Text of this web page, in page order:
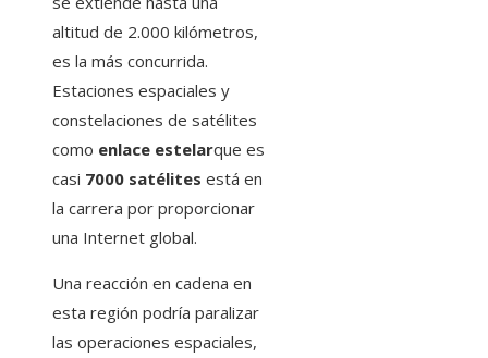
altitud de 2.000 kilómetros,
es la más concurrida.
Estaciones espaciales y
constelaciones de satélites
como enlace estelarque es
casi 7000 satélites está en
la carrera por proporcionar
una Internet global.
Una reacción en cadena en
esta región podría paralizar
las operaciones espaciales,